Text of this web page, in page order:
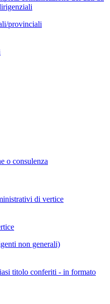
provinciali
o consulenza
di vertice
non generali)
titolo conferiti - in formato